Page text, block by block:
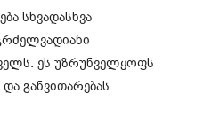
სხვადასხვა
ეს უზრუნველყოფს
განვითარებას.